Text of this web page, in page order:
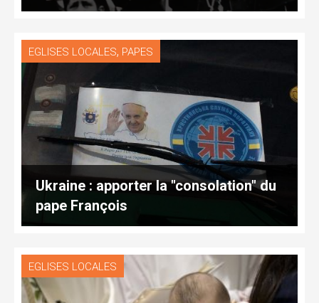
EGLISES LOCALES, PAPES
Ukraine : apporter la "consolation" du
pape François
EGLISES LOCALES